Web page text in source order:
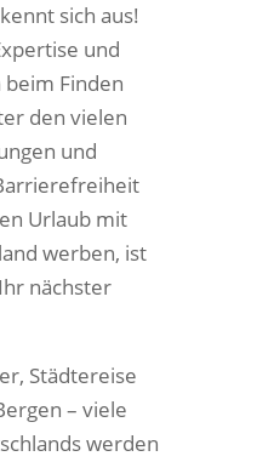
sich aus!
und
Finden
den vielen
und
Urlaub mit
werben, ist
nächster
Städtereise
– viele
werden